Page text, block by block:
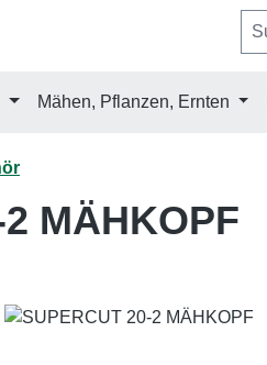
Mähen, Pflanzen, Ernten
MÄHKOPF